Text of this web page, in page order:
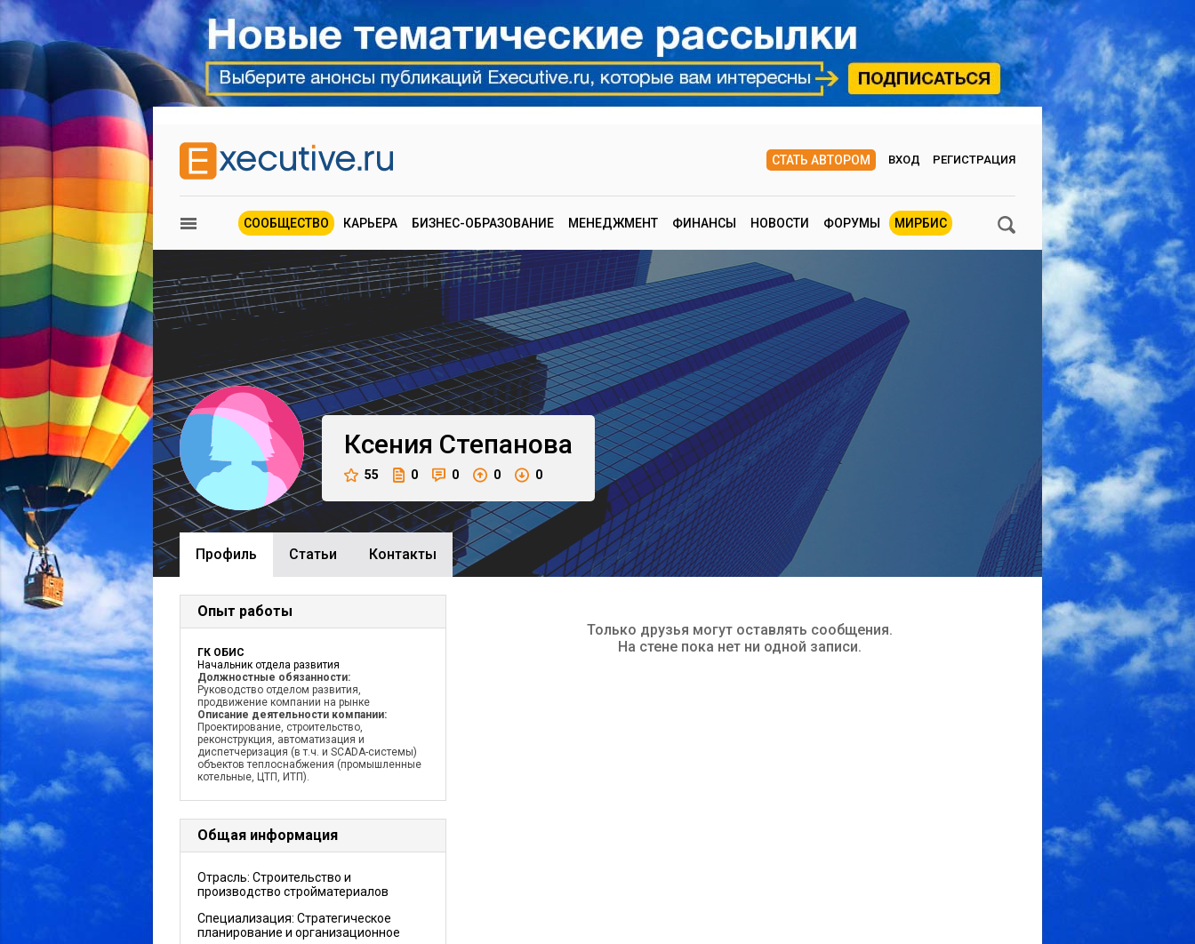
СТАТЬ АВТОРОМ ВХОД РЕГИСТРАЦИЯ
СООБЩЕСТВО КАРЬЕРА БИЗНЕС-ОБРАЗОВАНИЕ МЕНЕДЖМЕНТ ФИНАНСЫ НОВОСТИ ФОРУМЫ МИРБИС
Ксения Степанова
55 0 0 0 0
Профиль Cтатьи Контакты
Опыт работы
ГК ОБИС
Начальник отдела развития
Должностные обязанности:
Руководство отделом развития,
продвижение компании на рынке
Описание деятельности компании:
Проектирование, строительство,
реконструкция, автоматизация и
диспетчеризация (в т.ч. и SCADA-системы)
объектов теплоснабжения (промышленные
котельные, ЦТП, ИТП).
Общая информация
Отрасль: Строительство и
производство стройматериалов
Специализация: Стратегическое
планирование и организационное
Только друзья могут оставлять сообщения.
На стене пока нет ни одной записи.